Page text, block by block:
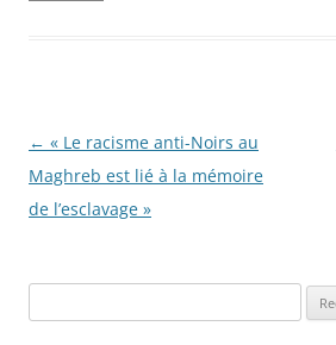
Navigation
des
articles
← « Le racisme anti-Noirs au
Maghreb est lié à la mémoire
de l’esclavage »
e